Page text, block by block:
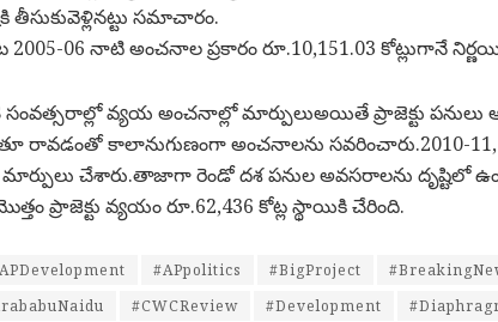
తీసుకువెళ్లినట్టు సమాచారం.
06 నాటి అంచనాల ప్రకారం రూ.10,151.03 కోట్లుగానే
సంవత్సరాల్లో వ్యయ అంచనాల్లో మార్పులుఅయితే ప్రాజెక్టు
రావడంతో కాలానుగుణంగా అంచనాలను సవరించారు.2010-11,
చేశారు.తాజాగా రెండో దశ పనుల అవసరాలను దృష్టిలో
ప్రాజెక్టు వ్యయం రూ.62,436 కోట్ల స్థాయికి చేరింది.
#APpolitics #BigProject
#CWCReview #Development